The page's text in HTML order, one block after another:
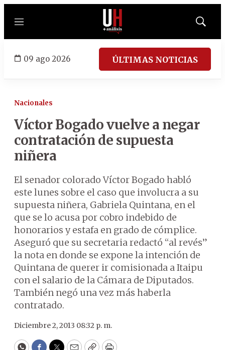
Menú
Mostrar
09 ago 2026 ÚLTIMAS NOTICIAS
Nacionales
Víctor Bogado vuelve a negar
contratación de supuesta
niñera
El senador colorado Víctor Bogado habló
este lunes sobre el caso que involucra a su
supuesta niñera, Gabriela Quintana, en el
que se lo acusa por cobro indebido de
honorarios y estafa en grado de cómplice.
Aseguró que su secretaria redactó “al revés”
la nota en donde se expone la intención de
Quintana de querer ir comisionada a Itaipu
con el salario de la Cámara de Diputados.
También negó una vez más haberla
contratado.
Diciembre 2, 2013 08:32 p. m.